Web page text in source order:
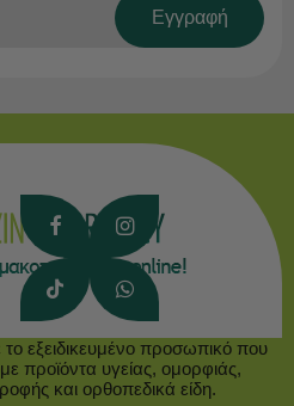
Εγγραφή
εξειδικευμένο προσωπικό που
προϊόντα υγείας, ομορφιάς,
και ορθοπεδικά είδη.